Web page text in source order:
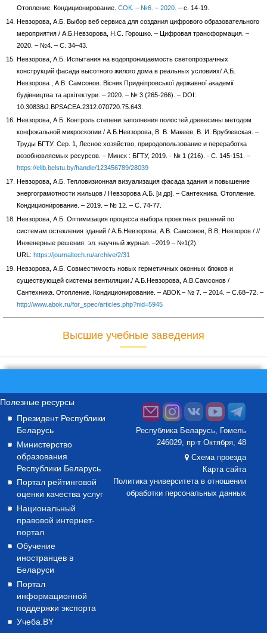
Отопление. Кондиционирование. СОК. – №6. – 2020. – с. 14-19.
Невзорова, А.Б. Выбор веб сервиса для создания цифрового образовательного
мероприятия / А.Б.Невзорова, Н.С. Горошко. – Цифровая трансформация. –
2020. – №4. – С. 34–43.
Невзорова, А.Б. Испытания на водопроницаемость светопрозрачных
конструкций фасада высотного жилого дома в реальных условиях/ А.Б.
Невзорова , А.В. Самсонов. Вісник Придніпровської державної академії
будівництва та архітектури. – 2020. – № 3 (265-266). – DOI:
10.30838/J.BPSACEA.2312.070720.75.643.
Невзорова, А.Б. Контроль степени заполнения полостей древесины методом
конфокальной микроскопии / А.Б.Невзорова, В. В. Макеев, В. И. Врублевская. –
Труды БГТУ. Сер. 1, Лесное хозяйство, природопользование и переработка
возобновляемых ресурсов. – Минск : БГТУ, 2019. - № 1 (216). - С. 145-151. –
https://elib.belstu.by/handle/123456789/28039
Невзорова, А.Б. Тепловизионная визуализация фасада здания и повышение
энергограмотности жильцов / Невзорова А.Б. [и др]. – Сантехника. Отопление.
Кондиционирование. – 2019. – № 12. – С. 74-77.
Невзорова, А.Б. Оптимизация процесса выбора проектных решений по
системам остекления зданий / А.Б.Невзорова, А.В. Самсонов, В.В, Невзоров / //
Инженерные решения: эл. научный журнал. –2019 – №1(2).
URL: https://journaltech.ru/archive/2/31
Невзорова, А.Б. Совместимость новых герметичных оконных блоков и
существующей системы вентиляции./ А.Б.Невзорова, А.В.Самсонов /
Сантехника. Отопление. Кондиционирование. – АВОК.– № 7. – 2014. – С.68–72. –
http://www.abok.ru/for_spec/articles.php?nid=5945
Высшие учебные заведения
Полезные ресурсы
Президент Республики
Беларусь
Министерство
образования
Республики Беларусь
Портал рейтинговой
оценки качества услуг
Национальный
правовой интернет-
портал
Обучение
иностранцев в
Беларуси
Портал
информационной
поддержки экспорта
Учеба.BY
Республика Беларусь, Гомель
246029, пр-т Октября, 48
Схема проезда
Карта сайта
Политика университета в отношении
обработки персональных данных